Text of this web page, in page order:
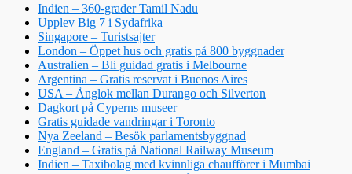
Indien – 360-grader Tamil Nadu
Upplev Big 7 i Sydafrika
Singapore – Turistsajter
London – Öppet hus och gratis på 800 byggnader
Australien – Bli guidad gratis i Melbourne
Argentina – Gratis reservat i Buenos Aires
USA – Ånglok mellan Durango och Silverton
Dagkort på Cyperns museer
Gratis guidade vandringar i Toronto
Nya Zeeland – Besök parlamentsbyggnad
England – Gratis på National Railway Museum
Indien – Taxibolag med kvinnliga chaufförer i Mumbai